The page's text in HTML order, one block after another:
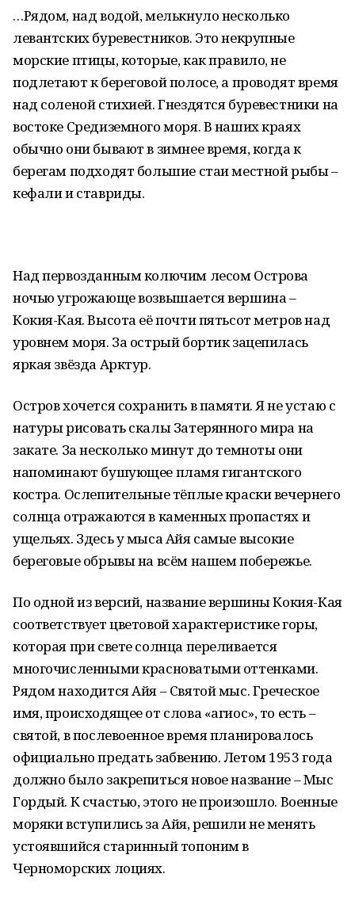
…Рядом, над водой, мелькнуло несколько
левантских буревестников. Это некрупные
морские птицы, которые, как правило, не
подлетают к береговой полосе, а проводят время
над соленой стихией. Гнездятся буревестники на
востоке Средиземного моря. В наших краях
обычно они бывают в зимнее время, когда к
берегам подходят большие стаи местной рыбы –
кефали и ставриды.
Над первозданным колючим лесом Острова
ночью угрожающе возвышается вершина –
Кокия-Кая. Высота её почти пятьсот метров над
уровнем моря. За острый бортик зацепилась
яркая звёзда Арктур.
Остров хочется сохранить в памяти. Я не устаю с
натуры рисовать скалы Затерянного мира на
закате. За несколько минут до темноты они
напоминают бушующее пламя гигантского
костра. Ослепительные тёплые краски вечернего
солнца отражаются в каменных пропастях и
ущельях. Здесь у мыса Айя самые высокие
береговые обрывы на всём нашем побережье.
По одной из версий, название вершины Кокия-Кая
соответствует цветовой характеристике горы,
которая при свете солнца переливается
многочисленными красноватыми оттенками.
Рядом находится Айя – Святой мыс. Греческое
имя, происходящее от слова «агиос», то есть –
святой, в послевоенное время планировалось
официально предать забвению. Летом 1953 года
должно было закрепиться новое название – Мыс
Гордый. К счастью, этого не произошло. Военные
моряки вступились за Айя, решили не менять
устоявшийся старинный топоним в
Черноморских лоциях.